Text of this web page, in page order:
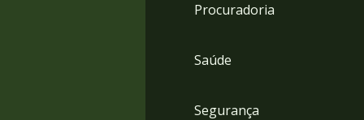
Procuradoria
Saúde
Segurança